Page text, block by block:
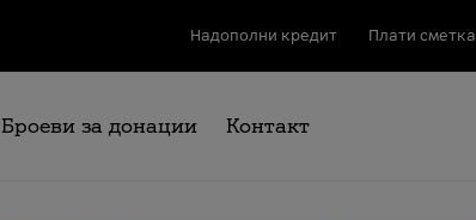
Надополни кредит Плати сметка
Броеви за донации Контакт